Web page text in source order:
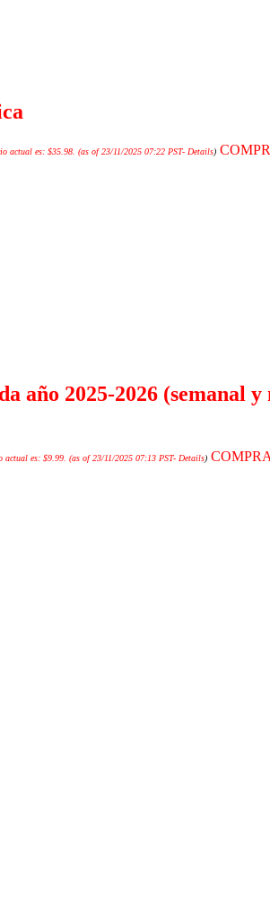
actual es: $35.98. (as of 23/11/2025 07:22 PST- Details)
año 2025-2026 (semanal
actual es: $9.99. (as of 23/11/2025 07:13 PST- Details)